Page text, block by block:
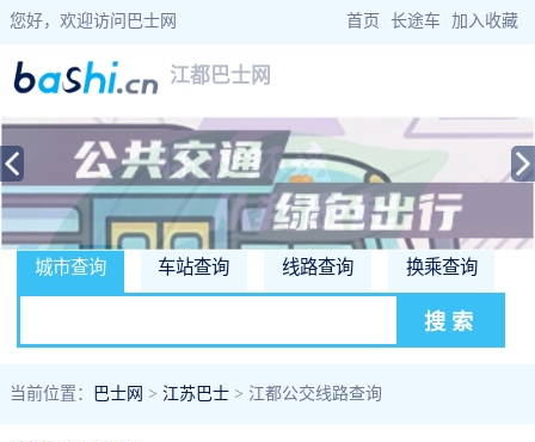
您好，欢迎访问巴士网 首页 长途车 加入收藏
江都巴士网
城市查询 车站查询 线路查询 换乘查询
当前位置： 巴士网 > 江苏巴士 > 江都公交线路查询